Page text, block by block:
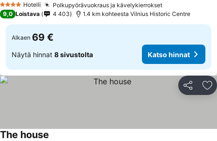
4 Tähtiluokitus
Hotelli Polkupyörävuokraus ja kävelykierrokset
9,0 Loistava 4 403 1.4 km kohteesta Vilnius Historic Centre
Alkaen 69 €
Näytä hinnat 8 sivustolta Katso hinnat
Jaa
The house